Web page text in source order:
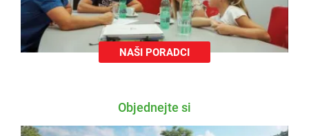
NAŠI PORADCI
Objednejte si